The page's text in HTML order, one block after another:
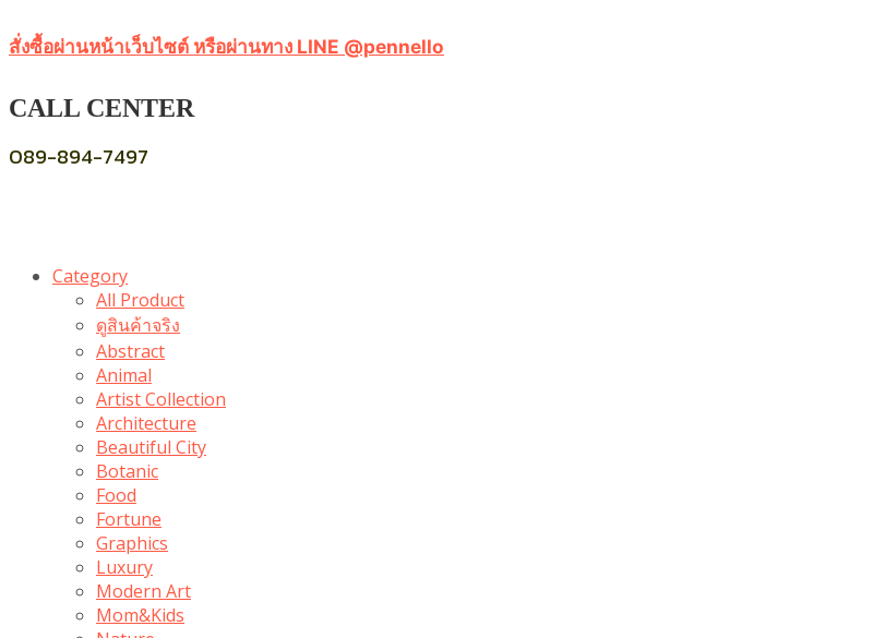
สั่งซื้อผ่านหน้าเว็บไซต์ หรือผ่านทาง LINE @pennello
CALL CENTER
089-894-7497
Category
All Product
ดูสินค้าจริง
Abstract
Animal
Artist Collection
Architecture
Beautiful City
Botanic
Food
Fortune
Graphics
Luxury
Modern Art
Mom&Kids